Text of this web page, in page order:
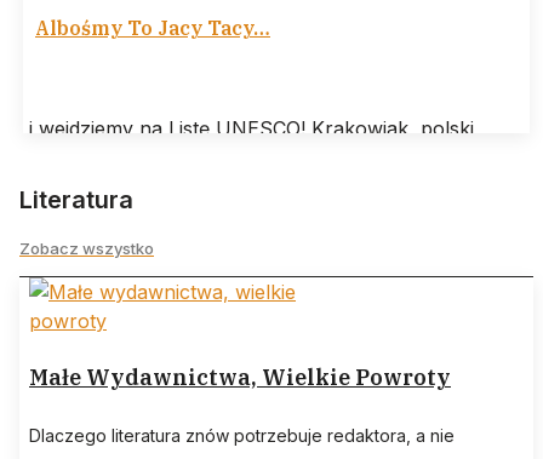
Albośmy To Jacy Tacy…
i wejdziemy na Listę UNESCO! Krakowiak, polski
polonezie – na Listę Niematerialnego Dziedzictwa
Literatura
Zobacz wszystko
Małe Wydawnictwa, Wielkie Powroty
Dlaczego literatura znów potrzebuje redaktora, a nie